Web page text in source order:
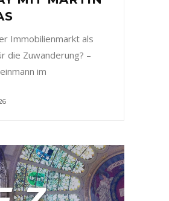
Immobilienmarkt als
die Zuwanderung? –
im